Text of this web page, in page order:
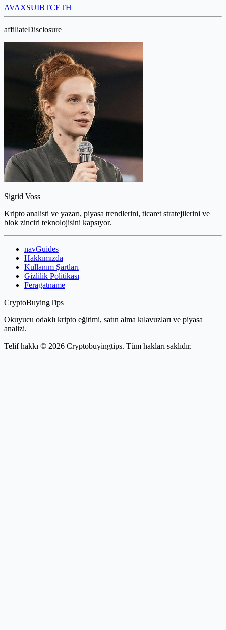
AVAXSUIBTCETH
affiliateDisclosure
Sigrid Voss
Kripto analisti ve yazarı, piyasa trendlerini, ticaret stratejilerini ve
blok zinciri teknolojisini kapsıyor.
navGuides
Hakkımızda
Kullanım Şartları
Gizlilik Politikası
Feragatname
CryptoBuyingTips
Okuyucu odaklı kripto eğitimi, satın alma kılavuzları ve piyasa
analizi.
Telif hakkı © 2026 Cryptobuyingtips. Tüm hakları saklıdır.